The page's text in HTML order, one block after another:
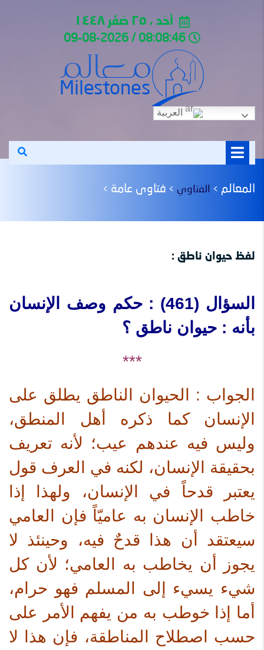
أحَد ، ٢٥ صَفَر ١٤٤٨
العربية
المعالم > الفتاوي > فتاوى عامة >
لفظ حيوان ناطق :
السؤال (461) : حكم وصف الإنسان
بأنه : حيوان ناطق ؟
***
الجواب : الحيوان الناطق يطلق على
الإنسان كما ذكره أهل المنطق،
وليس فيه عندهم عيب؛ لأنه تعريف
بحقيقة الإنسان، لكنه في العرف قول
يعتبر قدحاً في الإنسان، ولهذا إذا
خاطب الإنسان به عاميّاً فإن العامي
سيعتقد أن هذا قدحٌ فيه، وحينئذ لا
يجوز أن يخاطب به العامي؛ لأن كل
شيء يسيء إلى المسلم فهو حرام،
أما إذا خوطب به من يفهم الأمر على
حسب اصطلاح المناطقة، فإن هذا لا